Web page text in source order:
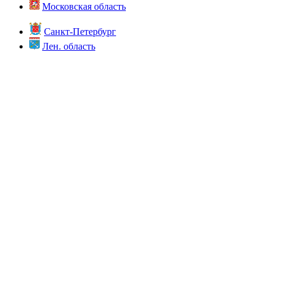
Московская область
Санкт-Петербург
Лен. область